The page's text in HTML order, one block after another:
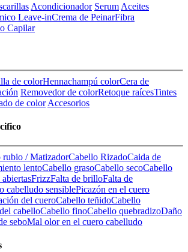
Acondicionador Serum Aceites
Leave-inCrema de PeinarFibra
Capilar
de colorHennachampú colorCera de
Removedor de colorRetoque raícesTintes
de color Accesorios
rubio / MatizadorCabello RizadoCaida de
lentoCabello grasoCabello secoCabello
abiertasFrizzFalta de brilloFalta de
cabelludo sensiblePicazón en el cuero
del cueroCabello teñidoCabello
cabelloCabello finoCabello quebradizoDaño
seboMal olor en el cuero cabelludo